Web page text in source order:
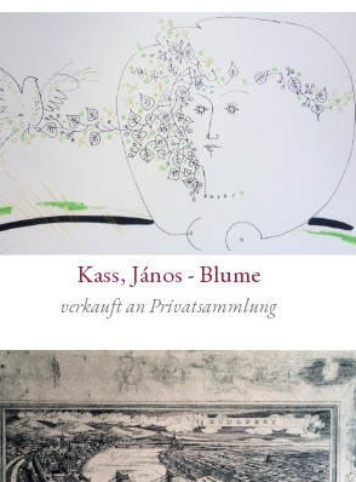
Kass, János-Blume
verkauft an Privatsammlung